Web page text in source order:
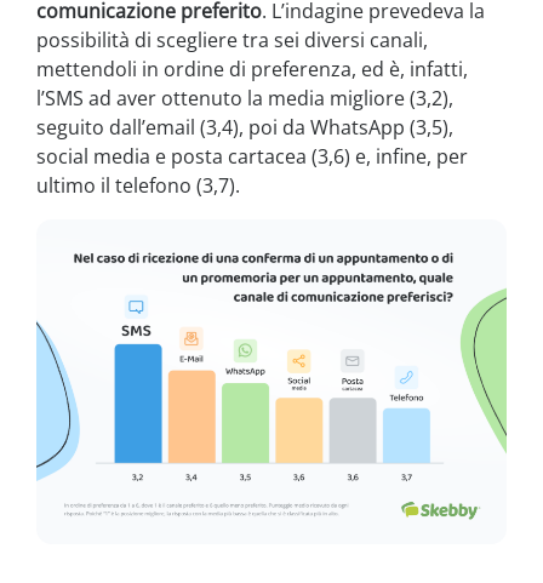
comunicazione preferito. L’indagine prevedeva la
possibilità di scegliere tra sei diversi canali,
mettendoli in ordine di preferenza, ed è, infatti,
l’SMS ad aver ottenuto la media migliore (3,2),
seguito dall’email (3,4), poi da WhatsApp (3,5),
social media e posta cartacea (3,6) e, infine, per
ultimo il telefono (3,7).